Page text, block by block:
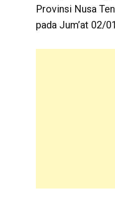
Provinsi Nusa
pada Jum’at 02/